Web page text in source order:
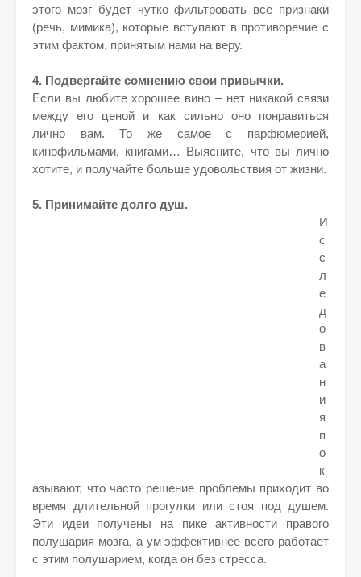
этого мозг будет чутко фильтровать все признаки
(речь, мимика), которые вступают в противоречие с
этим фактом, принятым нами на веру.
4. Подвергайте сомнению свои привычки.
Если вы любите хорошее вино – нет никакой связи
между его ценой и как сильно оно понравиться
лично вам. То же самое с парфюмерией,
кинофильмами, книгами… Выясните, что вы лично
хотите, и получайте больше удовольствия от жизни.
5. Принимайте долго душ.
И
с
с
л
е
д
о
в
а
н
и
я
п
о
к
азывают, что часто решение проблемы приходит во
время длительной прогулки или стоя под душем.
Эти идеи получены на пике активности правого
полушария мозга, а ум эффективнее всего работает
с этим полушарием, когда он без стресса.